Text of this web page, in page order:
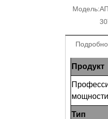
Модель:
Тип